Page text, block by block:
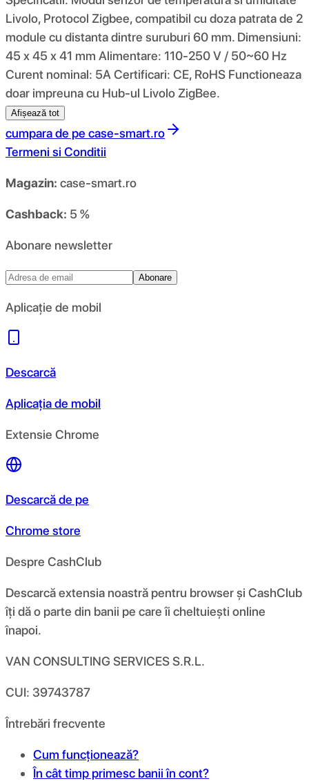
Livolo, Protocol Zigbee, compatibil cu doza patrata de 2
module cu distanta dintre suruburi 60 mm. Dimensiuni:
45 x 45 x 41 mm Alimentare: 110-250 V / 50~60 Hz
Curent nominal: 5A Certificari: CE, RoHS Functioneaza
doar impreuna cu Hub-ul Livolo ZigBee.
Afișează tot
cumpara de pe case-smart.ro
Termeni si Conditii
Magazin: case-smart.ro
Cashback: 5 %
Abonare newsletter
Abonare
Aplicație de mobil
Descarcă
Aplicația de mobil
Extensie Chrome
Descarcă de pe
Chrome store
Despre CashClub
Descarcă extensia noastră pentru browser și CashClub
îți dă o parte din banii pe care îi cheltuiești online
înapoi.
VAN CONSULTING SERVICES S.R.L.
CUI: 39743787
Întrebări frecvente
Cum funcționează?
În cât timp primesc banii în cont?